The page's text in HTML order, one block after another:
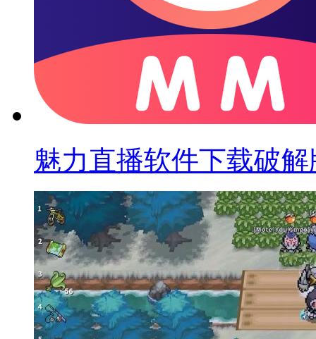
魅力直播软件下载破解